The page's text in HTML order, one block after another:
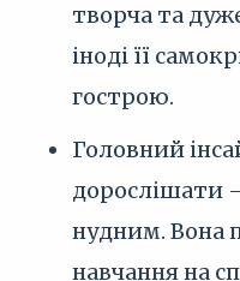
творча та
іноді її
гострою.
Головний
дорослішати
нудним. Вона
навчання на